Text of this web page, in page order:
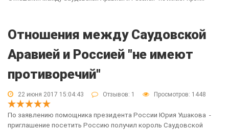
Отношения между Саудовской
Аравией и Россией "не имеют
противоречий"
22 июня 2017 15:04:43 Отзывов: 1 Просмотров: 1448
По заявлению помощника президента России Юрия Ушакова -
приглашение посетить Россию получил король Саудовской